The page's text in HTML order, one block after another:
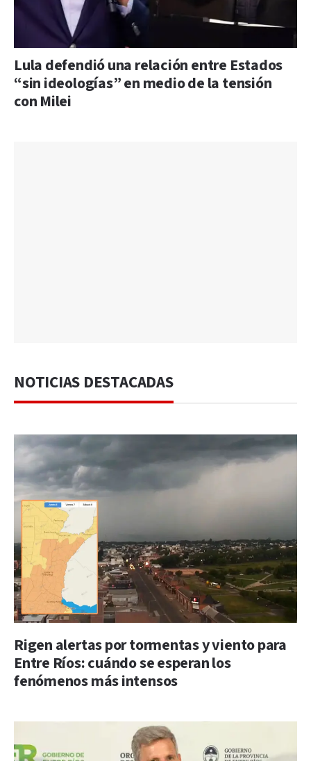
Lula defendió una relación entre Estados
“sin ideologías” en medio de la tensión
con Milei
NOTICIAS DESTACADAS
Rigen alertas por tormentas y viento para
Entre Ríos: cuándo se esperan los
fenómenos más intensos